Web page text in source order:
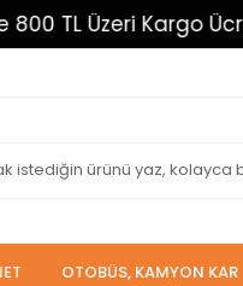
Üzeri Kargo Ücretsiz
OTOBÜS, KAMYON KAR